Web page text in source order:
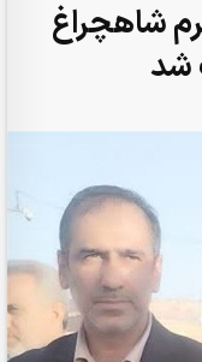
شاهچراغ
شد